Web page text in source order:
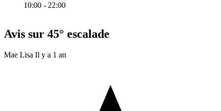
10:00 - 22:00
Avis sur 45° escalade
Mae Lisa Il y a 1 an